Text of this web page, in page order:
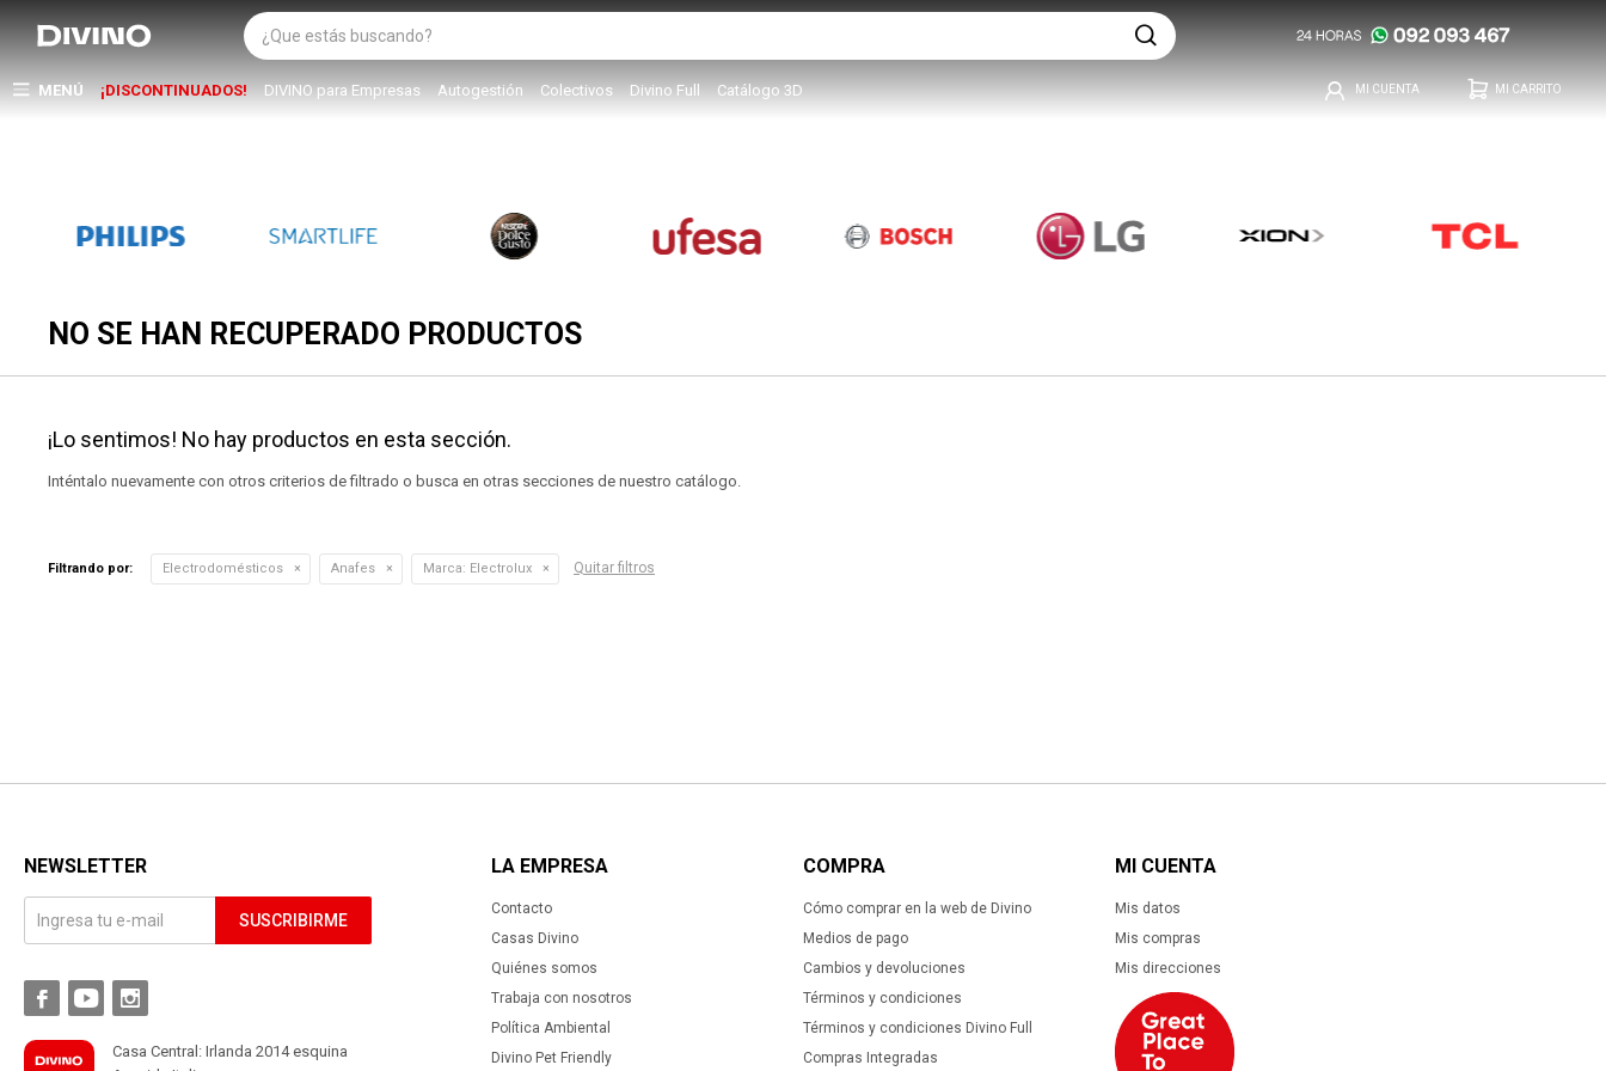
MENÚ ¡DISCONTINUADOS! DIVINO para Empresas Autogestión Colectivos Divino Full Catálogo 3D
NO SE HAN RECUPERADO PRODUCTOS
¡Lo sentimos! No hay productos en esta sección.
Inténtalo nuevamente con otros criterios de filtrado o busca en otras secciones de nuestro catálogo.
Filtrando por: Electrodomésticos Anafes Marca: Electrolux Quitar filtros
LA EMPRESA
Contacto
Casas Divino
Quiénes somos
Trabaja con nosotros
Política Ambiental
Divino Pet Friendly
COMPRA
Cómo comprar en la web de Divino
Medios de pago
Cambios y devoluciones
Términos y condiciones
Términos y condiciones Divino Full
Compras Integradas
MI CUENTA
Mis datos
Mis compras
Mis direcciones
NEWSLETTER
SUSCRIBIRME
  
Casa Central: Irlanda 2014 esquina